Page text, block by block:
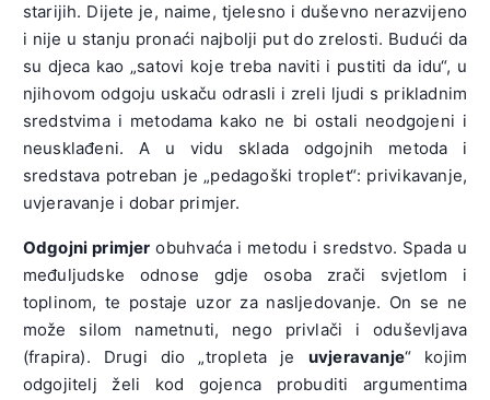
starijih. Dijete je, naime, tjelesno i duševno nerazvijeno
i nije u stanju pronaći najbolji put do zrelosti. Budući da
su djeca kao „satovi koje treba naviti i pustiti da idu“, u
njihovom odgoju uskaču odrasli i zreli ljudi s prikladnim
sredstvima i metodama kako ne bi ostali neodgojeni i
neusklađeni. A u vidu sklada odgojnih metoda i
sredstava potreban je „pedagoški troplet“: privikavanje,
uvjeravanje i dobar primjer.
Odgojni primjer obuhvaća i metodu i sredstvo. Spada u
međuljudske odnose gdje osoba zrači svjetlom i
toplinom, te postaje uzor za nasljedovanje. On se ne
može silom nametnuti, nego privlači i oduševljava
(frapira). Drugi dio „tropleta je uvjeravanje“ kojim
odgojitelj želi kod gojenca probuditi argumentima